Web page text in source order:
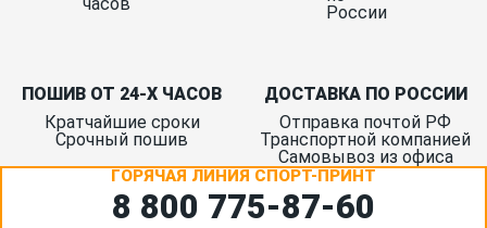
ПОШИВ ОТ 24-Х ЧАСОВ
Кратчайшие сроки
Срочный пошив
ДОСТАВКА ПО РОССИИ
Отправка почтой РФ
Транспортной компанией
Самовывоз из офиса
ГОРЯЧАЯ ЛИНИЯ СПОРТ-ПРИНТ
8 800 775‑87-60